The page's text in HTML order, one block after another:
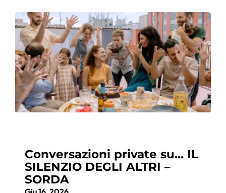
Conversazioni private su… IL
SILENZIO DEGLI ALTRI –
SORDA